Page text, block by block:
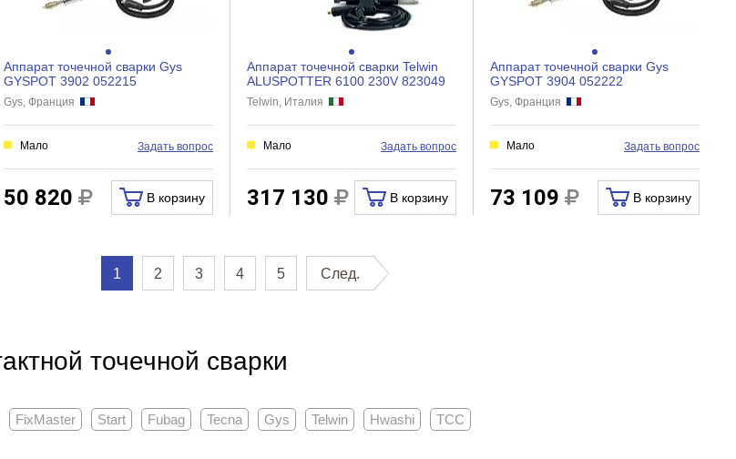
Аппарат точечной сварки Gys
GYSPOT 3902 052215
Gys, Франция
Мало Задать вопрос
50 820 В корзину
Аппарат точечной сварки Telwin
ALUSPOTTER 6100 230V 823049
Telwin, Италия
Мало Задать вопрос
317 130 В корзину
Аппарат точечной сварки Gys
GYSPOT 3904 052222
Gys, Франция
Мало Задать вопрос
73 109 В корзину
1 2 3 4 5 След.
точечной сварки
FixMaster Start Fubag Tecna Gys Telwin Hwashi ТСС